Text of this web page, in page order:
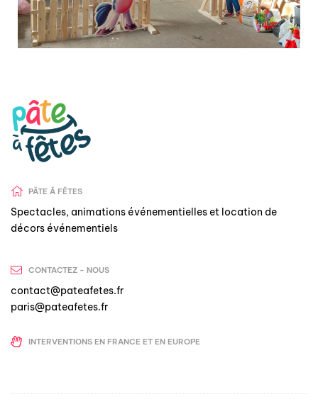
PÂTE Â FÊTES
Spectacles, animations événementielles et location de
décors événementiels
CONTACTEZ - NOUS
contact@pateafetes.fr
paris@pateafetes.fr
INTERVENTIONS EN FRANCE ET EN EUROPE